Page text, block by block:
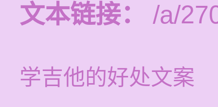
文本链接：
/a/
学吉他的好处文案